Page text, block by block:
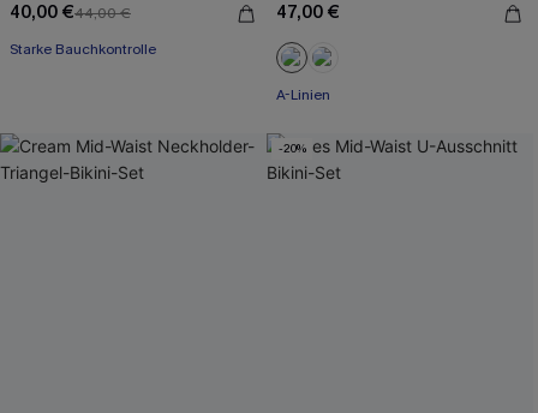
40,00 €44,00 €
Starke Bauchkontrolle
47,00 €
A-Linien
-20%